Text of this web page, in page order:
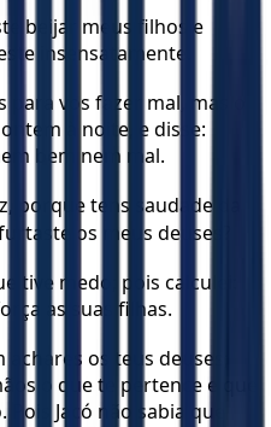
beijar meus filhos e
insensatamente.
vos fazer mal, mas o
à noite, e disse:
bem nem mal.
porque tens saudade da
os meus deuses?
tive medo; pois calculei:
as suas filhas.
os teus deuses;
o que te pertence e que
Jacó não sabia que